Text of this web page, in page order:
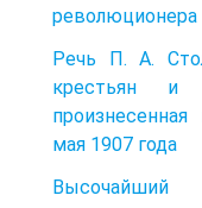
революционера
Речь П. А.
крестьян и
мая 1907 года